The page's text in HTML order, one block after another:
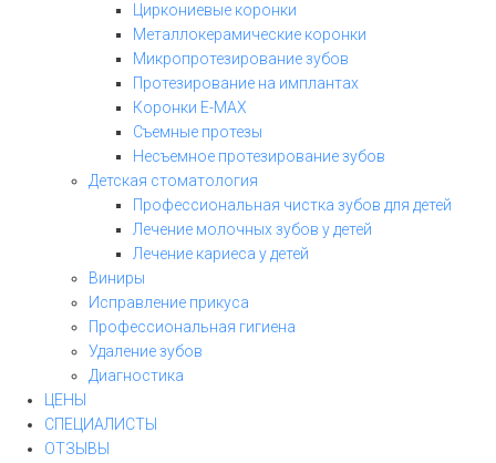
Циркониевые коронки
Металлокерамические коронки
Микропротезирование зубов
Протезирование на имплантах
Коронки E-MAX
Съемные протезы
Несъемное протезирование зубов
Детская стоматология
Профессиональная чистка зубов для детей
Лечение молочных зубов у детей
Лечение кариеса у детей
Виниры
Исправление прикуса
Профессиональная гигиена
Удаление зубов
Диагностика
ЦЕНЫ
СПЕЦИАЛИСТЫ
ОТЗЫВЫ